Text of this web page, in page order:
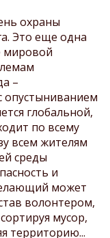
охраны
Это еще одна
мировой
–
опустыниванием
глобальной,
по всему
всем жителям
среды
и
может
волонтером,
мусор,
территорию...